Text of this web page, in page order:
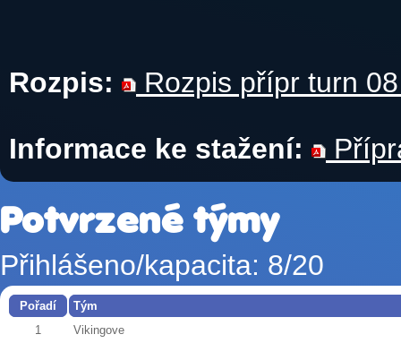
Rozpis: Rozpis přípr turn
Informace ke stažení:
Potvrzené týmy
Přihlášeno/kapacita: 8/20
Pořadí
Tým
1
Vikingove